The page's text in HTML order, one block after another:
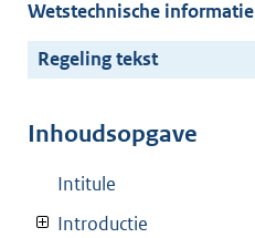
Wetstechnische informatie
Regeling tekst
Inhoudsopgave
Intitule
Introductie